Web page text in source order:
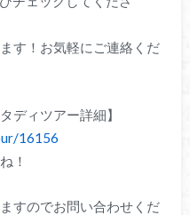
す！お気軽にご連絡くだ
ディツアー詳細】
16156
！
すのでお問い合わせくだ